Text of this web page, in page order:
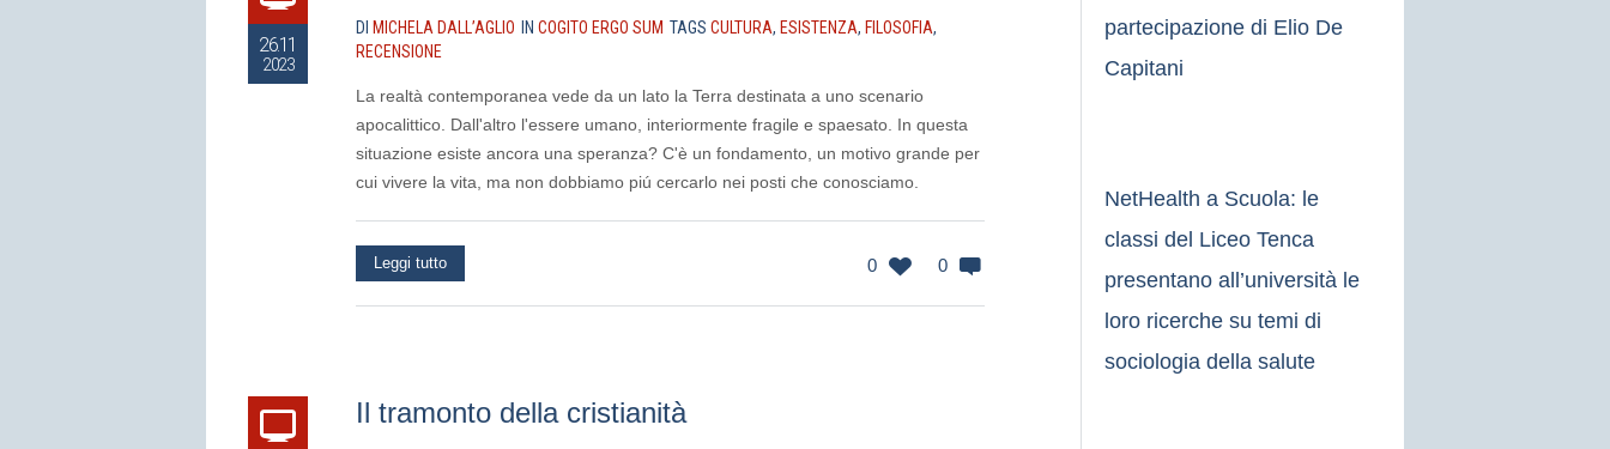
26.11
2023
DI MICHELA DALL’AGLIO IN COGITO ERGO SUM TAGS CULTURA, ESISTENZA, FILOSOFIA,
RECENSIONE
La realtà contemporanea vede da un lato la Terra destinata a uno scenario
apocalittico. Dall'altro l'essere umano, interiormente fragile e spaesato. In questa
situazione esiste ancora una speranza? C'è un fondamento, un motivo grande per
cui vivere la vita, ma non dobbiamo piú cercarlo nei posti che conosciamo.
0 0
Leggi tutto
Il tramonto della cristianità
partecipazione di Elio De
Capitani
NetHealth a Scuola: le
classi del Liceo Tenca
presentano all’università le
loro ricerche su temi di
sociologia della salute